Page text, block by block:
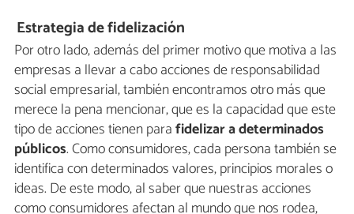
Estrategia de fidelización
Por otro lado, además del primer motivo que motiva a las
empresas a llevar a cabo acciones de responsabilidad
social empresarial, también encontramos otro más que
merece la pena mencionar, que es la capacidad que este
tipo de acciones tienen parafidelizar a determinados
públicos. Como consumidores, cada persona también se
identifica con determinados valores, principios morales o
ideas. De este modo, al saber que nuestras acciones
como consumidores afectan al mundo que nos rodea,